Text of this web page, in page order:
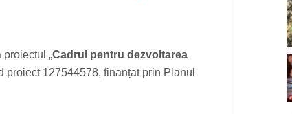
„Cadrul pentru dezvoltarea
proiect 127544578, finanțat prin Planul